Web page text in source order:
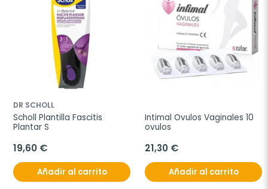
DR SCHOLL
Scholl Plantilla Fascitis
Plantar S
19,60 €
Añadir al carrito
Intimal Ovulos Vaginales 10
ovulos
21,30 €
Añadir al carrito